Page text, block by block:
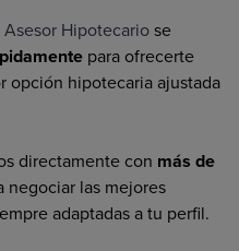
Asesor Hipotecariose
para ofrecerte
opción hipotecaria ajustada
directamente con más de
negociar las mejores
adaptadas a tu perfil.